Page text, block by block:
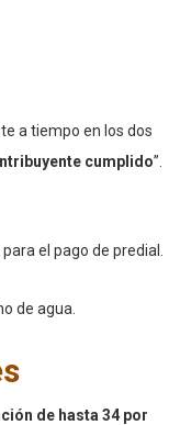
a tiempo en los dos
cumplido”.
el pago de predial.
de agua.
de hasta 34 por